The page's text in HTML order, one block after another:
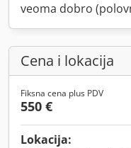
veoma dobro
Cena i lokacija
Fiksna cena plus PDV
550 €
Lokacija: